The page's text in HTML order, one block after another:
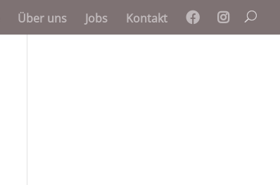
Über uns Jobs Kontakt